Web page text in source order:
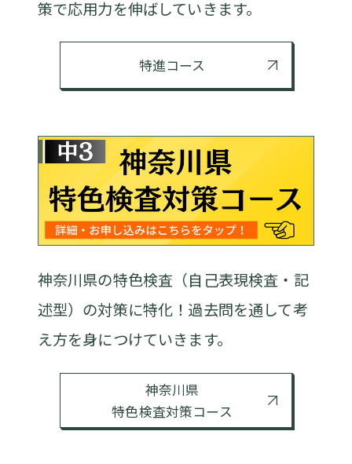
策で応用力を伸ばしていきます。
特進コース
神奈川県の特色検査（自己表現検査・記
述型）の対策に特化！過去問を通して考
え方を身につけていきます。
神奈川県
特色検査対策コース